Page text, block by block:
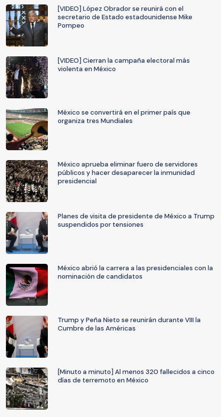
[VIDEO] López Obrador se reunirá con el
secretario de Estado estadounidense Mike
Pompeo
[VIDEO] Cierran la campaña electoral más
violenta en México
México se convertirá en el primer país que
organiza tres Mundiales
México aprueba eliminar fuero de servidores
públicos y hacer desaparecer la inmunidad
presidencial
Planes de visita de presidente de México a Trump
suspendidos por tensiones
México abrió la carrera a las presidenciales con la
nominación de candidatos
Trump y Peña Nieto se reunirán durante VIII la
Cumbre de las Américas
[Minuto a minuto] Al menos 320 fallecidos a cinco
días de terremoto en México